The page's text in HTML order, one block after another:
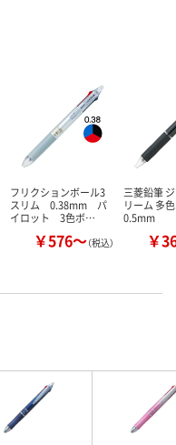
フリクションボール3
スリム 0.38mm パ
イロット 3色ボ…
￥576～（税込）
三菱鉛筆
リーム 多
0.5mm
￥